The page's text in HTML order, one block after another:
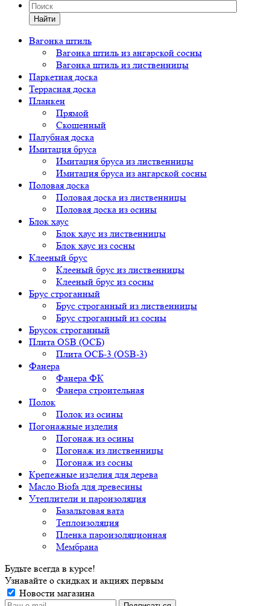
Найти
Вагонка штиль
Вагонка штиль из ангарской сосны
Вагонка штиль из лиственницы
Паркетная доска
Террасная доска
Планкен
Прямой
Скошенный
Палубная доска
Имитация бруса
Имитация бруса из лиственницы
Имитация бруса из ангарской сосны
Половая доска
Половая доска из лиственницы
Половая доска из осины
Блок хаус
Блок хаус из лиственницы
Блок хаус из сосны
Клееный брус
Клееный брус из лиственницы
Клееный брус из сосны
Брус строганный
Брус строганный из лиственницы
Брус строганный из сосны
Брусок строганный
Плита OSB (ОСБ)
Плита ОСБ-3 (OSB-3)
Фанера
Фанера ФК
Фанера строительная
Полок
Полок из осины
Погонажные изделия
Погонаж из осины
Погонаж из лиственницы
Погонаж из сосны
Крепежные изделия для дерева
Масло Biofa для древесины
Утеплители и пароизоляция
Базальтовая вата
Теплоизоляция
Пленка пароизоляционная
Мембрана
Будьте всегда в курсе!
Узнавайте о скидках и акциях первым
Новости магазина